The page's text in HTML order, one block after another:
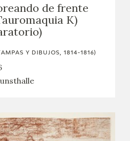
de frente
K)
Y DIBUJOS, 1814-1816)